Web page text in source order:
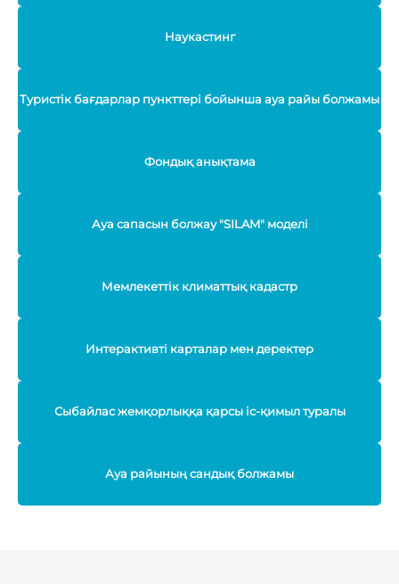
Наукастинг
Туристік бағдарлар пункттері бойынша ауа райы болжамы
Фондық анықтама
Ауа сапасын болжау "SILAM" моделі
Мемлекеттік климаттық кадастр
Интерактивті карталар мен деректер
Сыбайлас жемқорлыққа қарсы іс-қимыл туралы
Ауа райының сандық болжамы